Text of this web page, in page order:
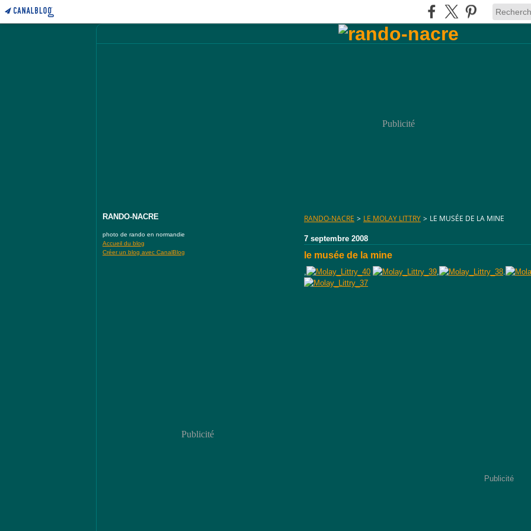
Publicité
RANDO-NACRE
photo de rando en normandie
Accueil du blog
Créer un blog avec CanalBlog
Publicité
RANDO-NACRE > LE MOLAY LITTRY > LE MUSÉE DE LA MINE
7 septembre 2008
le musée de la mine
, , .
Publicité